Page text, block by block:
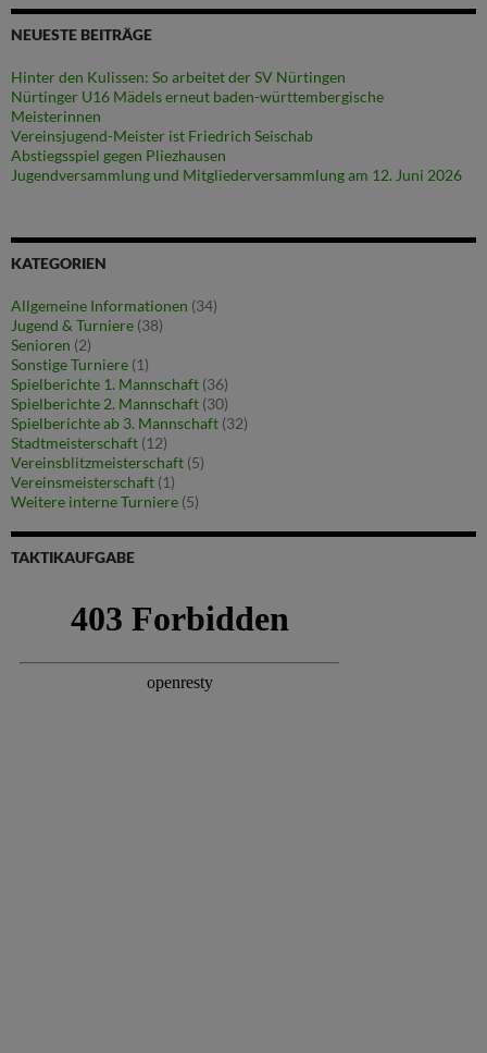
NEUESTE BEITRÄGE
Hinter den Kulissen: So arbeitet der SV Nürtingen
Nürtinger U16 Mädels erneut baden-württembergische
Meisterinnen
Vereinsjugend-Meister ist Friedrich Seischab
Abstiegsspiel gegen Pliezhausen
Jugendversammlung und Mitgliederversammlung am 12. Juni 2026
KATEGORIEN
Allgemeine Informationen (34)
Jugend & Turniere (38)
Senioren (2)
Sonstige Turniere (1)
Spielberichte 1. Mannschaft (36)
Spielberichte 2. Mannschaft (30)
Spielberichte ab 3. Mannschaft (32)
Stadtmeisterschaft (12)
Vereinsblitzmeisterschaft (5)
Vereinsmeisterschaft (1)
Weitere interne Turniere (5)
TAKTIKAUFGABE